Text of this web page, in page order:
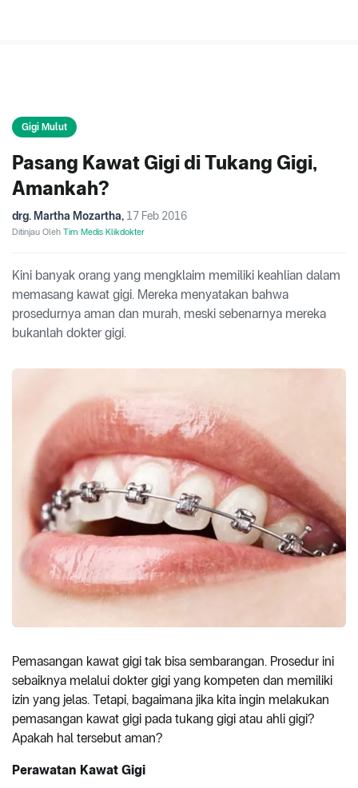
Gigi Mulut
Pasang Kawat Gigi di Tukang Gigi,
Amankah?
drg. Martha Mozartha, 17 Feb 2016
Ditinjau Oleh Tim Medis Klikdokter
Kini banyak orang yang mengklaim memiliki keahlian dalam
memasang kawat gigi. Mereka menyatakan bahwa
prosedurnya aman dan murah, meski sebenarnya mereka
bukanlah dokter gigi.
Pemasangan kawat gigi tak bisa sembarangan. Prosedur ini
sebaiknya melalui dokter gigi yang kompeten dan memiliki
izin yang jelas. Tetapi, bagaimana jika kita ingin melakukan
pemasangan kawat gigi pada tukang gigi atau ahli gigi?
Apakah hal tersebut aman?
Perawatan Kawat Gigi